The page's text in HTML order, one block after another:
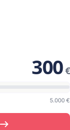
300€
5.000 €